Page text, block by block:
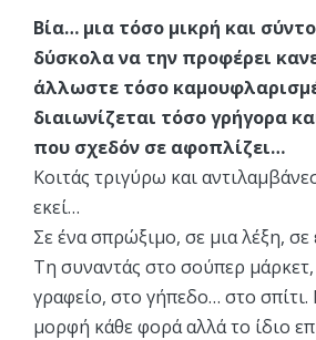
Βία… μια τόσο μικρή και
δύσκολα να την προφέρει
άλλωστε τόσο
διαιωνίζεται τόσο γρήγορα
που σχεδόν σε αφοπλίζει…
Κοιτάς τριγύρω και
εκεί…
Σε ένα σπρώξιμο, σε μια λέξη,
Τη συναντάς στο σούπερ
γραφείο, στο γήπεδο… στο
μορφή κάθε φορά αλλά το ίδιο